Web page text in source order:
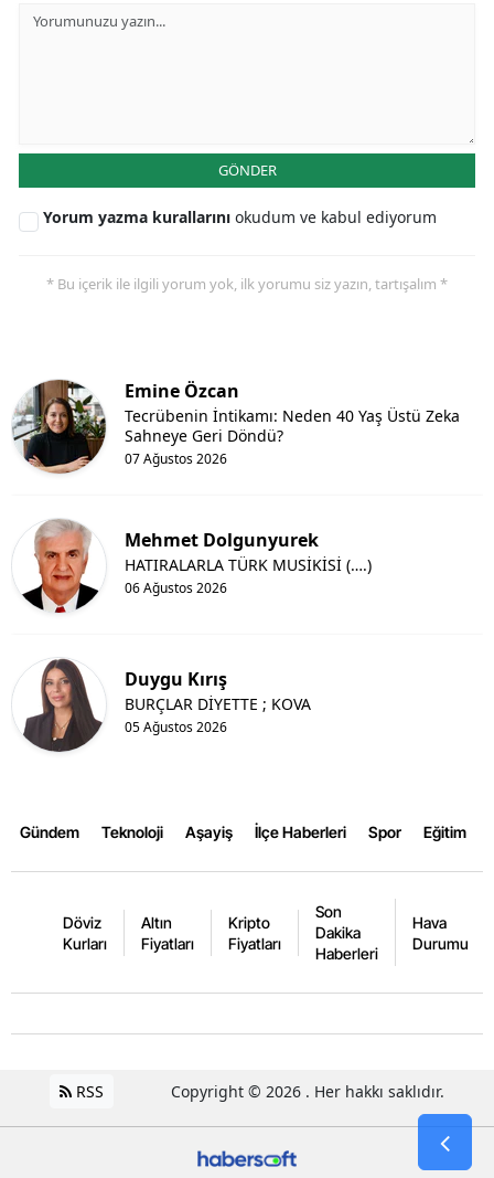
Van
Yozgat
Karaman
Düzce
GÖNDER
Yorum yazma kurallarını okudum ve kabul ediyorum
* Bu içerik ile ilgili yorum yok, ilk yorumu siz yazın, tartışalım *
Emine Özcan
07 Ağustos 2026
Tecrübenin İntikamı: Neden 40 Yaş Üstü Zeka
Sahneye Geri Döndü?
Mehmet Dolgunyurek
06 Ağustos 2026
HATIRALARLA TÜRK MUSİKİSİ (….)
Duygu Kırış
05 Ağustos 2026
BURÇLAR DİYETTE ; KOVA
Gündem Teknoloji Aşayiş İlçe Haberleri Spor Eğitim
Döviz
Kurları
Altın
Fiyatları
Kripto
Fiyatları
Son
Dakika
Haberleri
Hava
Durumu
RSS Copyright © 2026 . Her hakkı saklıdır.